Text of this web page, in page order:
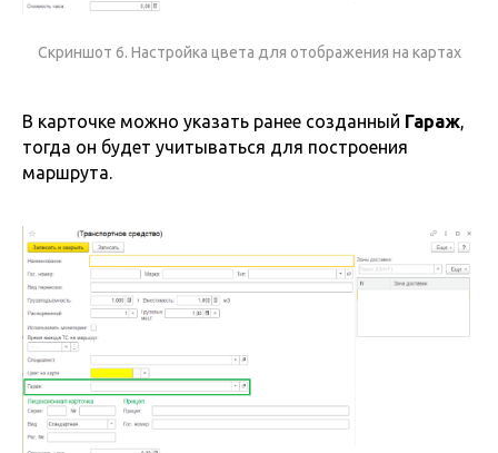
Скриншот 6. Настройка цвета для отображения на картах
В карточке можно указать ранее созданный Гараж,
тогда он будет учитываться для построения
маршрута.